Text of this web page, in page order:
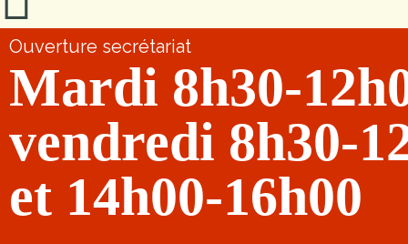
Ouverture secrétariat
Mardi 8h30-
vendredi 8h30-
et 14h00-16h00